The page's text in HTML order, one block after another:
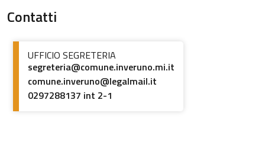
Contatti
UFFICIO SEGRETERIA
segreteria@comune.inveruno.mi.it
comune.inveruno@legalmail.it
0297288137 int 2-1